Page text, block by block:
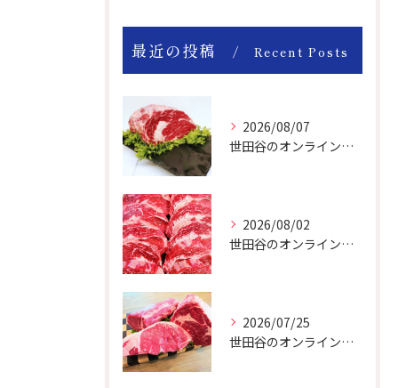
最近の投稿 Recent Posts
2026/08/07
世田谷のオンライン肉屋のお肉は美味しいですよ！
2026/08/02
世田谷のオンライン肉屋は厳選輸入牛を取り扱っています。
2026/07/25
世田谷のオンライン肉屋の輸入牛は特別です。